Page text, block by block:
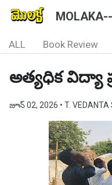
ALL Book Review
అత్యధిక
జూన్ 02, 2026 • T. VEDANTA